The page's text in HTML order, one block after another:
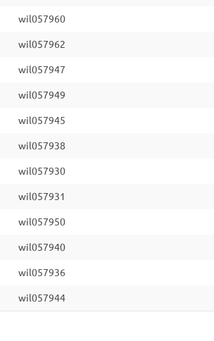
wil057960
wil057962
wil057947
wil057949
wil057945
wil057938
wil057930
wil057931
wil057950
wil057940
wil057936
wil057944